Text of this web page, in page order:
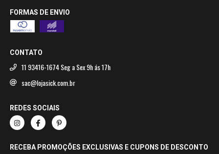
FORMAS DE ENVIO
CONTATO
11 93416-1674 Seg a Sex 9h ás 17h
sac@lojasick.com.br
REDES SOCIAIS
RECEBA PROMOÇÕES EXCLUSIVAS E CUPONS DE DESCONTO